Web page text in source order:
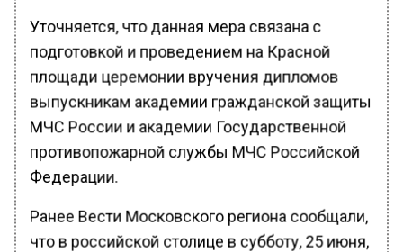
Уточняется, что данная мера связана с
подготовкой и проведением на Красной
площади церемонии вручения дипломов
выпускникам академии гражданской защиты
МЧС России и академии Государственной
противопожарной службы МЧС Российской
Федерации.
Ранее Вести Московского региона сообщали,
что в российской столице в субботу, 25 июня,